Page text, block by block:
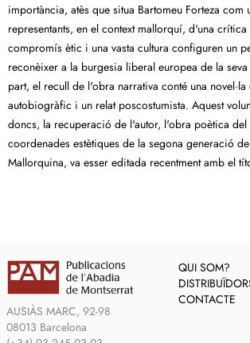
importància, atès que situa Bartomeu Forteza com
representants, en el context mallorquí, d'una
compromís ètic i una vasta cultura configuren un
reconèixer a la burgesia liberal europea de la
part, el recull de l'obra narrativa conté una
autobiogràfic i un relat poscostumista. Aquest
doncs, la recuperació de l'autor, l'obra poètica del
coordenades estètiques de la segona generació
Mallorquina, va esser editada recentment amb el
AUSIÀS MARC, 92-98
08013 Barcelona
QUI SOM?
CONTACTE